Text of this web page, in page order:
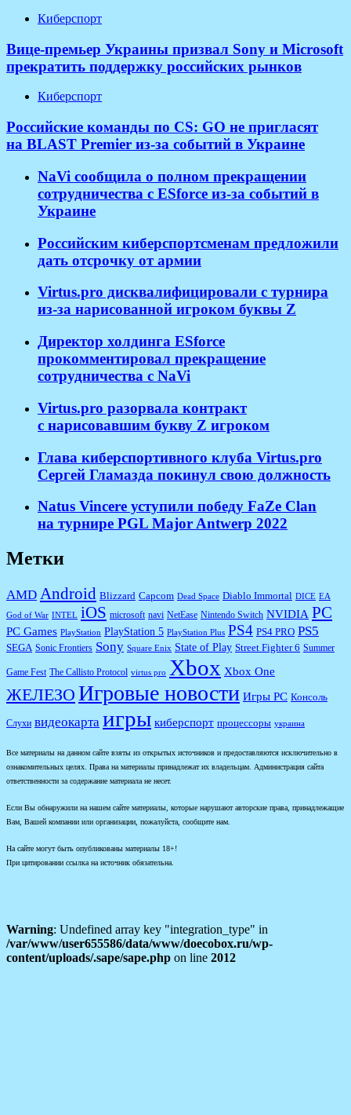
Киберспорт
Вице-премьер Украины призвал Sony и Microsoft
прекратить поддержку российских рынков
Киберспорт
Российские команды по CS: GO не пригласят
на BLAST Premier из-за событий в Украине
NaVi сообщила о полном прекращении
сотрудничества с ESforce из-за событий в
Украине
Российским киберспортсменам предложили
дать отсрочку от армии
Virtus.pro дисквалифицировали с турнира
из-за нарисованной игроком буквы Z
Директор холдинга ESforce
прокомментировал прекращение
сотрудничества с NaVi
​Virtus.pro разорвала контракт
с нарисовавшим букву Z игроком
Глава киберспортивного клуба Virtus.pro
Сергей Гламазда покинул свою должность
Natus Vincere уступили победу FaZe Clan
на турнире PGL Major Antwerp 2022
Метки
AMD Android Blizzard Capcom Dead Space Diablo Immortal DICE EA
God of War INTEL iOS microsoft navi NetEase Nintendo Switch NVIDIA PC
PC Games PlayStation PlayStation 5 PlayStation Plus PS4 PS4 PRO PS5
SEGA Sonic Frontiers Sony Square Enix State of Play Street Fighter 6 Summer
Game Fest The Callisto Protocol virtus pro Xbox Xbox One
ЖЕЛЕЗО Игровые новости Игры PC Консоль
Слухи видеокарта игры киберспорт процессоры украина
Все материалы на данном сайте взяты из открытых источников и предоставляются исключительно в
ознакомительных целях. Права на материалы принадлежат их владельцам. Администрация сайта
ответственности за содержание материала не несет.
Если Вы обнаружили на нашем сайте материалы, которые нарушают авторские права, принадлежащие
Вам, Вашей компании или организации, пожалуйста, сообщите нам.
На сайте могут быть опубликованы материалы 18+!
При цитировании ссылка на источник обязательна.
Warning: Undefined array key "integration_type" in
/var/www/user655586/data/www/doecobox.ru/wp-
content/uploads/.sape/sape.php on line 2012